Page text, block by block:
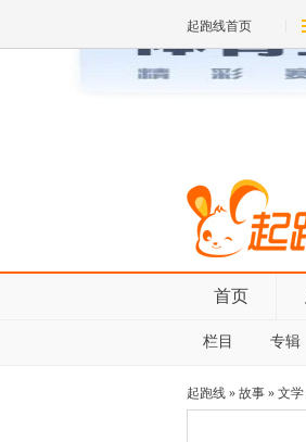
起跑线首页
首页
栏目 专辑
起跑线 » 故事 » 文学